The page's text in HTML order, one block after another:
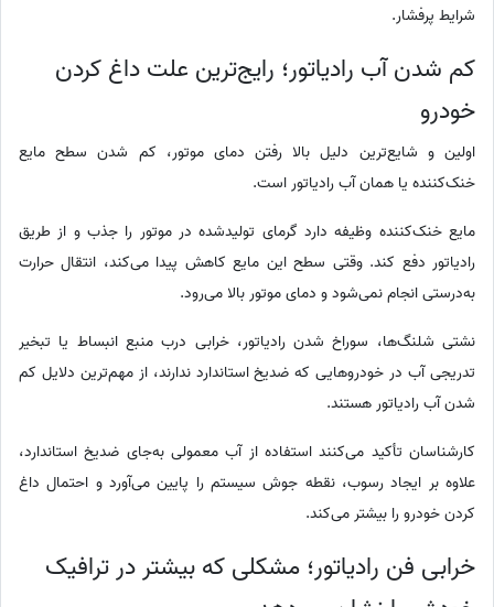
شرایط پرفشار.
کم شدن آب رادیاتور؛ رایج‌ترین علت داغ کردن
خودرو
اولین و شایع‌ترین دلیل بالا رفتن دمای موتور، کم شدن سطح مایع
خنک‌کننده یا همان آب رادیاتور است.
مایع خنک‌کننده وظیفه دارد گرمای تولیدشده در موتور را جذب و از طریق
رادیاتور دفع کند. وقتی سطح این مایع کاهش پیدا می‌کند، انتقال حرارت
به‌درستی انجام نمی‌شود و دمای موتور بالا می‌رود.
نشتی شلنگ‌ها، سوراخ شدن رادیاتور، خرابی درب منبع انبساط یا تبخیر
تدریجی آب در خودروهایی که ضدیخ استاندارد ندارند، از مهم‌ترین دلایل کم
شدن آب رادیاتور هستند.
کارشناسان تأکید می‌کنند استفاده از آب معمولی به‌جای ضدیخ استاندارد،
علاوه بر ایجاد رسوب، نقطه جوش سیستم را پایین می‌آورد و احتمال داغ
کردن خودرو را بیشتر می‌کند.
خرابی فن رادیاتور؛ مشکلی که بیشتر در ترافیک